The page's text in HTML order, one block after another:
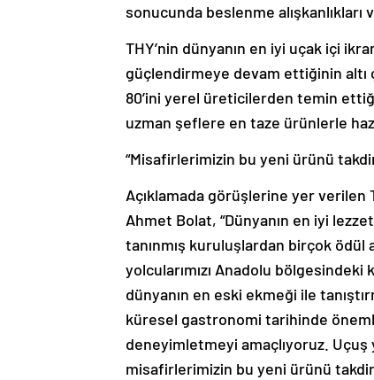
sonucunda beslenme alışkanlıkları
THY’nin dünyanın en iyi uçak içi
güçlendirmeye devam ettiğinin altı
80’ini yerel üreticilerden temin
uzman şeflere en taze ürünlerle
“Misafirlerimizin bu yeni ürünü
Açıklamada görüşlerine yer verilen
Ahmet Bolat, “Dünyanın en iyi
tanınmış kuruluşlardan birçok ödül
yolcularımızı Anadolu
dünyanın en eski ekmeği ile
küresel gastronomi tarihinde
deneyimletmeyi amaçlıyoruz.
misafirlerimizin bu yeni ürünü